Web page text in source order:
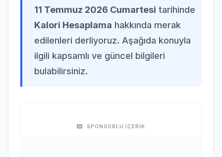
11 Temmuz 2026 Cumartesi tarihinde
Kalori Hesaplama hakkında merak
edilenleri derliyoruz. Aşağıda konuyla
ilgili kapsamlı ve güncel bilgileri
bulabilirsiniz.
SPONSORLU İÇERİK